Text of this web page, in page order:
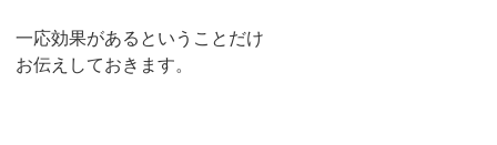
一応効果があるということだけ
お伝えしておきます。